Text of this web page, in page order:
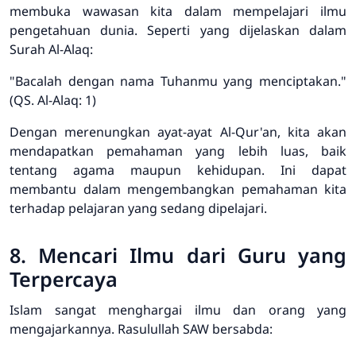
membuka wawasan kita dalam mempelajari ilmu
pengetahuan dunia. Seperti yang dijelaskan dalam
Surah Al-Alaq:
"Bacalah dengan nama Tuhanmu yang menciptakan."
(QS. Al-Alaq: 1)
Dengan merenungkan ayat-ayat Al-Qur'an, kita akan
mendapatkan pemahaman yang lebih luas, baik
tentang agama maupun kehidupan. Ini dapat
membantu dalam mengembangkan pemahaman kita
terhadap pelajaran yang sedang dipelajari.
8. Mencari Ilmu dari Guru yang
Terpercaya
Islam sangat menghargai ilmu dan orang yang
mengajarkannya. Rasulullah SAW bersabda: